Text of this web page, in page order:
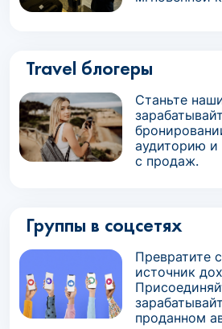
Travel блогеры
Станьте
аудиторию и
с продаж.
Группы в соцсетях
Превратите
источник
проданном